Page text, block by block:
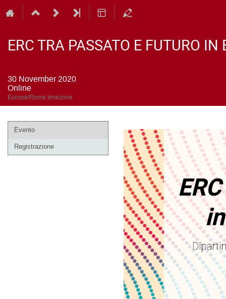
ERC TRA PASSATO E FUTURO
30 November 2020
Online
Europe/Rome timezone
Event
menu
Evento
Registrazione